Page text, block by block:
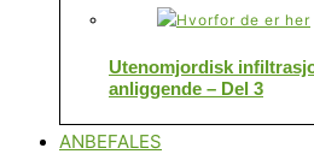
Utenomjordisk
anliggende – Del 3
ANBEFALES